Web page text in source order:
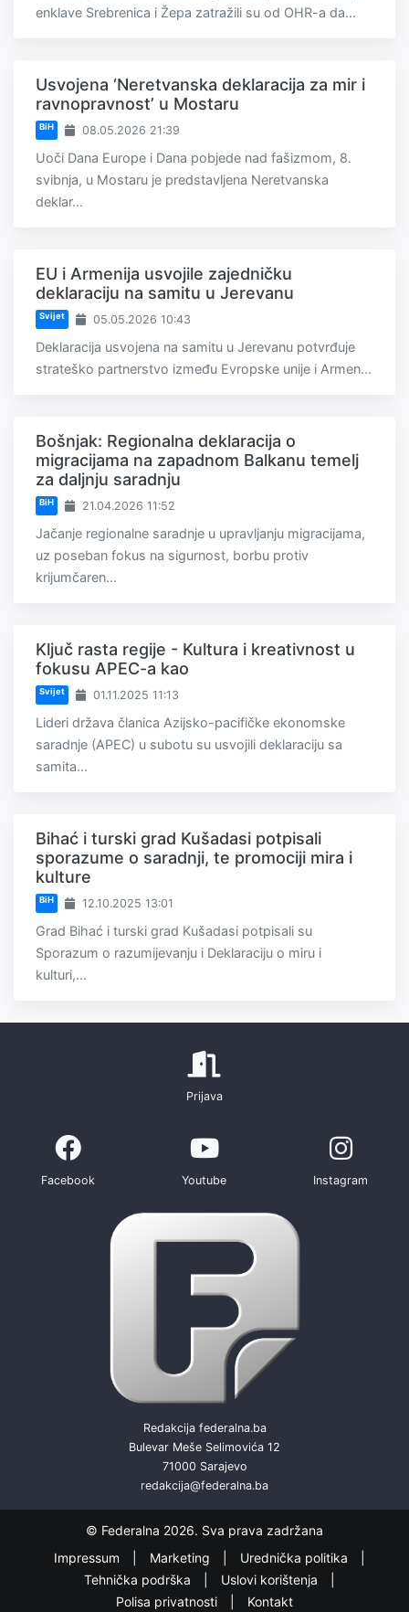
enklave Srebrenica i Žepa zatražili su od OHR-a da...
Usvojena ‘Neretvanska deklaracija za mir i
ravnopravnost’ u Mostaru
BiH 08.05.2026 21:39
Uoči Dana Europe i Dana pobjede nad fašizmom, 8.
svibnja, u Mostaru je predstavljena Neretvanska
deklar...
EU i Armenija usvojile zajedničku
deklaraciju na samitu u Jerevanu
Svijet 05.05.2026 10:43
Deklaracija usvojena na samitu u Jerevanu potvrđuje
strateško partnerstvo između Evropske unije i Armen...
Bošnjak: Regionalna deklaracija o
migracijama na zapadnom Balkanu temelj
za daljnju saradnju
BiH 21.04.2026 11:52
Jačanje regionalne saradnje u upravljanju migracijama,
uz poseban fokus na sigurnost, borbu protiv
krijumčaren...
Ključ rasta regije - Kultura i kreativnost u
fokusu APEC-a kao
Svijet 01.11.2025 11:13
Lideri država članica Azijsko-pacifičke ekonomske
saradnje (APEC) u subotu su usvojili deklaraciju sa
samita...
Bihać i turski grad Kušadasi potpisali
sporazume o saradnji, te promociji mira i
kulture
BiH 12.10.2025 13:01
Grad Bihać i turski grad Kušadasi potpisali su
Sporazum o razumijevanju i Deklaraciju o miru i
kulturi,...
Prijava
Facebook Youtube Instagram
Redakcija federalna.ba
Bulevar Meše Selimovića 12
71000 Sarajevo
redakcija@federalna.ba
© Federalna 2026. Sva prava zadržana
Impressum
Marketing
Urednička politika
Tehnička podrška
Uslovi korištenja
Polisa privatnosti
Kontakt